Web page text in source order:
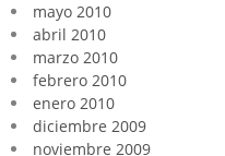
mayo 2010
abril 2010
marzo 2010
febrero 2010
enero 2010
diciembre 2009
noviembre 2009